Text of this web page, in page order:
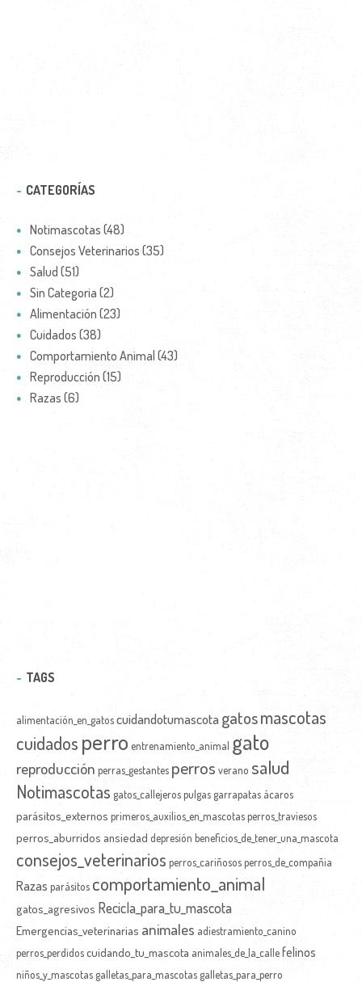
CATEGORÍAS
Notimascotas (48)
Consejos Veterinarios (35)
Salud (51)
Sin Categoria (2)
Alimentación (23)
Cuidados (38)
Comportamiento Animal (43)
Reproducción (15)
Razas (6)
TAGS
alimentación_en_gatoscuidandotumascota gatosmascotas
cuidados perro entrenamiento_animal gato
reproducción perras_gestantes perros verano salud
Notimascotas gatos_callejerospulgas garrapatas ácaros
parásitos_externos primeros_auxilios_en_mascotas perros_traviesos
perros_aburridos ansiedad depresión beneficios_de_tener_una_mascota
consejos_veterinarios perros_cariñososperros_de_compañia
Razas parásitos comportamiento_animal
gatos_agresivos Recicla_para_tu_mascota
Emergencias_veterinarias animales adiestramiento_canino
perros_perdidoscuidando_tu_mascota animales_de_la_callefelinos
niños_y_mascotas galletas_para_mascotas galletas_para_perro